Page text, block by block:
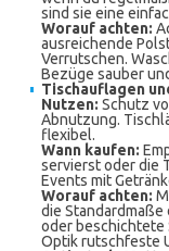
sind sie eine
Worauf achten:
ausreichende
Verrutschen.
Bezüge sauber
Tischauflagen
Nutzen: Schutz
Abnutzung.
flexibel.
Wann kaufen:
servierst oder die
Events mit
Worauf achten:
die
oder beschichtete
Optik rutschfeste